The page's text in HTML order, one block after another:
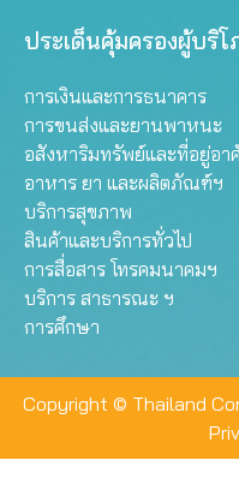
ประเด็นคุ้มครองผู้บริโ
การเงินและการธนาคาร
การขนส่งและยานพาหนะ
อสังหาริมทรัพย์และที่อยู่อา
อาหาร ยา และผลิตภัณฑ์ฯ
บริการสุขภาพ
สินค้าและบริการทั่วไป
การสื่อสาร โทรคมนาคมฯ
บริการ สาธารณะ ฯ
การศึกษา
Copyright © Thailand